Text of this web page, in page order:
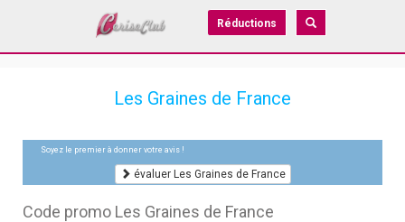
Réductions
Les Graines de France
Soyez le premier à donner votre avis !
évaluer Les Graines de France
Code promo Les Graines de France